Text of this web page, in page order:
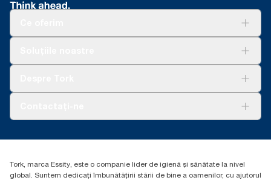
Essity Hungary Kft. Professional Hygiene
Budakeszi út 51.
Tork, marca Essity, este o companie lider de igienă și sănătate la nivel
global. Suntem dedicați îmbunătățirii stării de bine a oamenilor, cu ajutorul